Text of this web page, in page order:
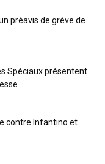
préavis de grève de
Spéciaux présentent
contre Infantino et